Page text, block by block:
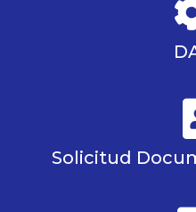
Solicitud